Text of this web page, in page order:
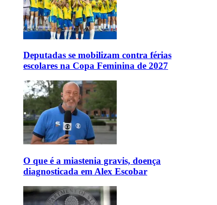
Deputadas se mobilizam contra férias
escolares na Copa Feminina de 2027
O que é a miastenia gravis, doença
diagnosticada em Alex Escobar